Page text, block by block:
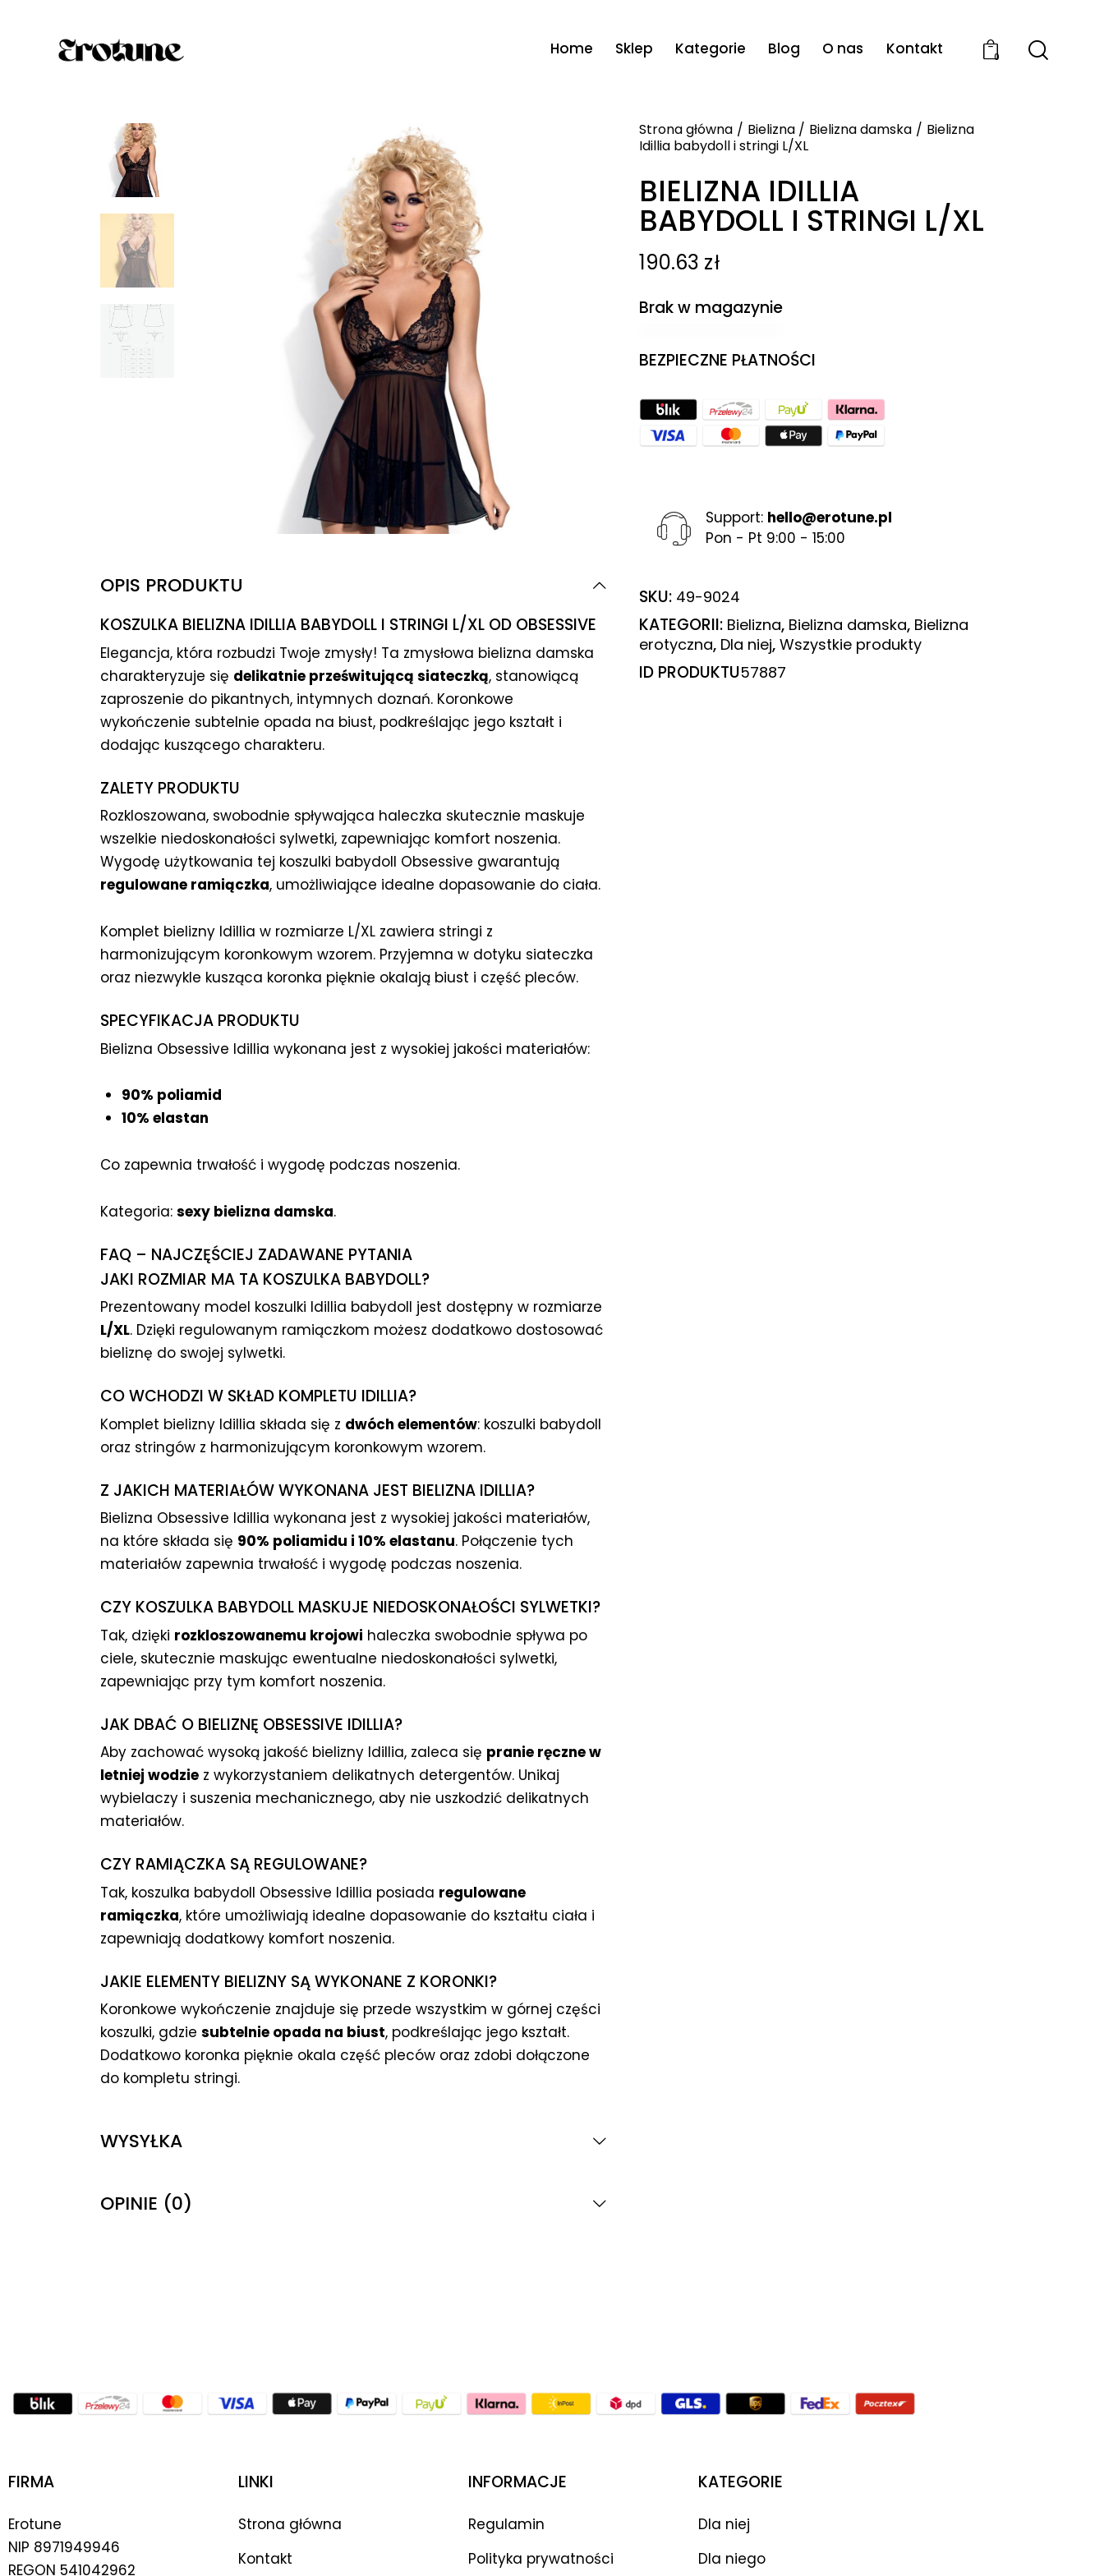
Home Sklep Kategorie Blog O nas Kontakt 0
Strona główna Bielizna Bielizna damska
Bielizna
Idillia babydoll i stringi L/XL
BIELIZNA IDILLIA
BABYDOLL I STRINGI L/XL
190.63 zł
Brak w magazynie
BEZPIECZNE PŁATNOŚCI
Support: hello@erotune.pl
Pon - Pt 9:00 - 15:00
SKU: 49-9024
KATEGORII: Bielizna, Bielizna damska, Bielizna
erotyczna, Dla niej, Wszystkie produkty
ID PRODUKTU57887
OPIS PRODUKTU
KOSZULKA BIELIZNA IDILLIA BABYDOLL I STRINGI L/XL OD OBSESSIVE
Elegancja, która rozbudzi Twoje zmysły! Ta zmysłowa bielizna damska
charakteryzuje się delikatnie prześwitującą siateczką, stanowiącą
zaproszenie do pikantnych, intymnych doznań. Koronkowe
wykończenie subtelnie opada na biust, podkreślając jego kształt i
dodając kuszącego charakteru.
ZALETY PRODUKTU
Rozkloszowana, swobodnie spływająca haleczka skutecznie maskuje
wszelkie niedoskonałości sylwetki, zapewniając komfort noszenia.
Wygodę użytkowania tej koszulki babydoll Obsessive gwarantują
regulowane ramiączka, umożliwiające idealne dopasowanie do ciała.
Komplet bielizny Idillia w rozmiarze L/XL zawiera stringi z
harmonizującym koronkowym wzorem. Przyjemna w dotyku siateczka
oraz niezwykle kusząca koronka pięknie okalają biust i część pleców.
SPECYFIKACJA PRODUKTU
Bielizna Obsessive Idillia wykonana jest z wysokiej jakości materiałów:
90% poliamid
10% elastan
Co zapewnia trwałość i wygodę podczas noszenia.
Kategoria: sexy bielizna damska.
FAQ – NAJCZĘŚCIEJ ZADAWANE PYTANIA
JAKI ROZMIAR MA TA KOSZULKA BABYDOLL?
Prezentowany model koszulki Idillia babydoll jest dostępny w rozmiarze
L/XL. Dzięki regulowanym ramiączkom możesz dodatkowo dostosować
bieliznę do swojej sylwetki.
CO WCHODZI W SKŁAD KOMPLETU IDILLIA?
Komplet bielizny Idillia składa się z dwóch elementów: koszulki babydoll
oraz stringów z harmonizującym koronkowym wzorem.
Z JAKICH MATERIAŁÓW WYKONANA JEST BIELIZNA IDILLIA?
Bielizna Obsessive Idillia wykonana jest z wysokiej jakości materiałów,
na które składa się 90% poliamidu i 10% elastanu. Połączenie tych
materiałów zapewnia trwałość i wygodę podczas noszenia.
CZY KOSZULKA BABYDOLL MASKUJE NIEDOSKONAŁOŚCI SYLWETKI?
Tak, dzięki rozkloszowanemu krojowi haleczka swobodnie spływa po
ciele, skutecznie maskując ewentualne niedoskonałości sylwetki,
zapewniając przy tym komfort noszenia.
JAK DBAĆ O BIELIZNĘ OBSESSIVE IDILLIA?
Aby zachować wysoką jakość bielizny Idillia, zaleca się pranie ręczne w
letniej wodzie z wykorzystaniem delikatnych detergentów. Unikaj
wybielaczy i suszenia mechanicznego, aby nie uszkodzić delikatnych
materiałów.
CZY RAMIĄCZKA SĄ REGULOWANE?
Tak, koszulka babydoll Obsessive Idillia posiada regulowane
ramiączka, które umożliwiają idealne dopasowanie do kształtu ciała i
zapewniają dodatkowy komfort noszenia.
JAKIE ELEMENTY BIELIZNY SĄ WYKONANE Z KORONKI?
Koronkowe wykończenie znajduje się przede wszystkim w górnej części
koszulki, gdzie subtelnie opada na biust, podkreślając jego kształt.
Dodatkowo koronka pięknie okala część pleców oraz zdobi dołączone
do kompletu stringi.
WYSYŁKA
OPINIE (0)
FIRMA
Erotune
NIP 8971949946
REGON 541042962
LINKI
Strona główna
Kontakt
INFORMACJE
Regulamin
Polityka prywatności
KATEGORIE
Dla niej
Dla niego